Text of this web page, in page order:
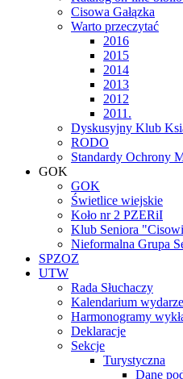
Cisowa Gałązka
Warto przeczytać
2016
2015
2014
2013
2012
2011.
Dyskusyjny Klub
RODO
Standardy Ochrony
GOK
GOK
Świetlice wiejskie
Koło nr 2 PZERiI
Klub Seniora
Nieformalna Grupa
SPZOZ
UTW
Rada Słuchaczy
Kalendarium
Harmonogramy
Deklaracje
Sekcje
Turystyczna
Dane